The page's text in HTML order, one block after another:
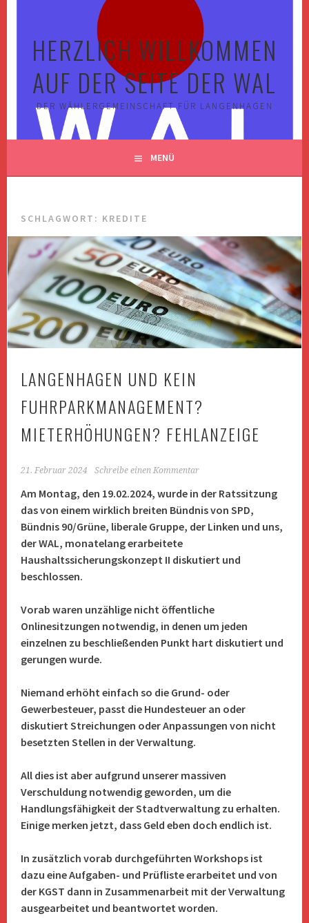
HERZLICH WILLKOMMEN
AUF DER SEITE DER WAL
DER WÄHLERGEMEINSCHAFT FÜR LANGENHAGEN
MENÜ
SCHLAGWORT: KREDITE
LANGENHAGEN UND KEIN
FUHRPARKMANAGEMENT?
MIETERHÖHUNGEN? FEHLANZEIGE
21. Februar 2024 Schreibe einen Kommentar
Am Montag, den 19.02.2024, wurde in der Ratssitzung
das von einem wirklich breiten Bündnis von SPD,
Bündnis 90/Grüne, liberale Gruppe, der Linken und uns,
der WAL, monatelang erarbeitete
Haushaltssicherungskonzept II diskutiert und
beschlossen.
Vorab waren unzählige nicht öffentliche
Onlinesitzungen notwendig, in denen um jeden
einzelnen zu beschließenden Punkt hart diskutiert und
gerungen wurde.
Niemand erhöht einfach so die Grund- oder
Gewerbesteuer, passt die Hundesteuer an oder
diskutiert Streichungen oder Anpassungen von nicht
besetzten Stellen in der Verwaltung.
All dies ist aber aufgrund unserer massiven
Verschuldung notwendig geworden, um die
Handlungsfähigkeit der Stadtverwaltung zu erhalten.
Einige merken jetzt, dass Geld eben doch endlich ist.
In zusätzlich vorab durchgeführten Workshops ist
dazu eine Aufgaben- und Prüfliste erarbeitet und von
der KGST dann in Zusammenarbeit mit der Verwaltung
ausgearbeitet und beantwortet worden.